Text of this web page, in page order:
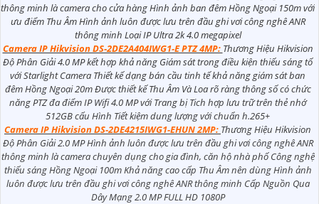
thông minh là camera cho cửa hàng Hình ảnh ban đêm Hồng Ngoại 150m với
ưu điểm Thu Âm Hình ảnh luôn được lưu trên đầu ghi vơi công nghê ANR
thông minh Loại IP Ultra 2k 4.0 megapixel
Camera IP Hikvision DS-2DE2A404IWG1-E PTZ 4MP: Thương Hiệu Hikvision
Độ Phân Giải 4.0 MP kết hợp khả năng Giám sát trong điều kiện thiếu sáng tố
với Starlight Camera Thiết kế dạng bán cầu tinh tế khả năng giám sát ban
đêm Hồng Ngoại 20m Được thiết kế Thu Âm Và Loa rõ ràng thông số có chức
năng PTZ đa điểm IP Wifi 4.0 MP với Trang bị Tich hợp lưu trữ trên thẻ nhớ
512GB cấu Hình Tiết kiệm dung lượng với chuẩn h.265+
Camera IP Hikvision DS-2DE4215IWG1-EHUN 2MP: Thương Hiệu Hikvision
Độ Phân Giải 2.0 MP Hình ảnh luôn được lưu trên đầu ghi vơi công nghê ANR
thông minh là camera chuyên dụng cho gia đình, căn hộ nhà phố Công nghệ
thiếu sáng Hồng Ngoại 100m Khả năng cao cấp Thu Âm nên dùng Hình ảnh
luôn được lưu trên đầu ghi vơi công nghê ANR thông minh Cấp Nguồn Qua
Dây Mạng 2.0 MP FULL HD 1080P